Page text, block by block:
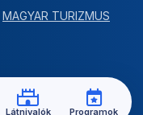
MAGYAR TURIZMUS
Látnivalók Programok